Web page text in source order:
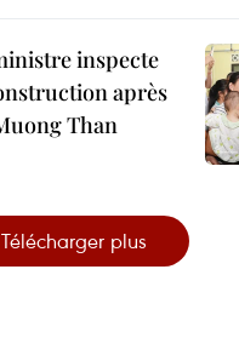
inspecte
après
Than
Télécharger plus